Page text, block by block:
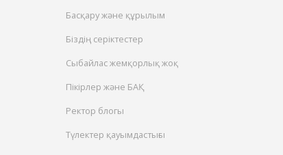
Басқару және құрылым
Біздің серіктестер
Сыбайлас жемқорлық жоқ
Пікірлер және БАҚ
Ректор блогы
Түлектер қауымдастығы